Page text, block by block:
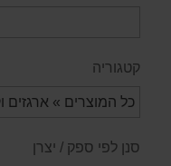
קטגוריה
סנן לפי ספק / יצרן